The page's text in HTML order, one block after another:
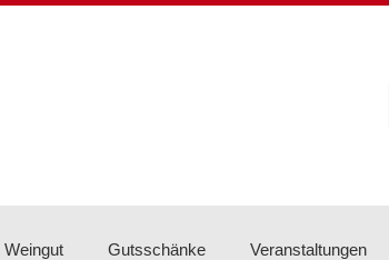
Weingut Gutsschänke Veranstaltungen